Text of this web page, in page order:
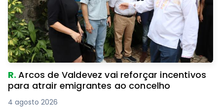
R.Arcos de Valdevez vai reforçar incentivos
para atrair emigrantes ao concelho
4 agosto 2026